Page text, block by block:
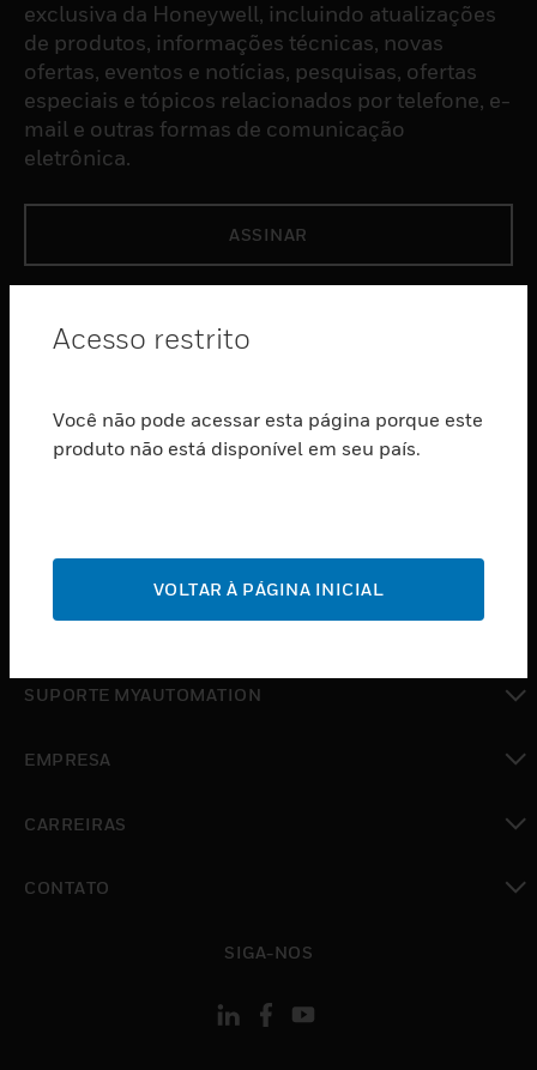
exclusiva da Honeywell, incluindo atualizações
de produtos, informações técnicas, novas
ofertas, eventos e notícias, pesquisas, ofertas
especiais e tópicos relacionados por telefone, e-
mail e outras formas de comunicação
eletrônica.
ASSINAR
toggle view
toggle view
SERVIÇOS
SUPORTE
toggle view
toggle view
SUPORTE MYAUTOMATION
EMPRESA
CARREIRAS
CONTATO
SIGA-NOS
Acesso restrito
Você não pode acessar esta página porque este
produto não está disponível em seu país.
VOLTAR À PÁGINA INICIAL